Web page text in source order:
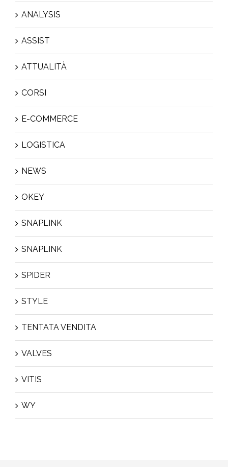
ANALYSIS
ASSIST
ATTUALITÀ
CORSI
E-COMMERCE
LOGISTICA
NEWS
OKEY
SNAPLINK
SNAPLINK
SPIDER
STYLE
TENTATA VENDITA
VALVES
VITIS
WY